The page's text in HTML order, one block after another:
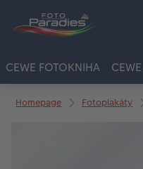
CEWE FOTOKNIHA
Homepage Fotoplakáty